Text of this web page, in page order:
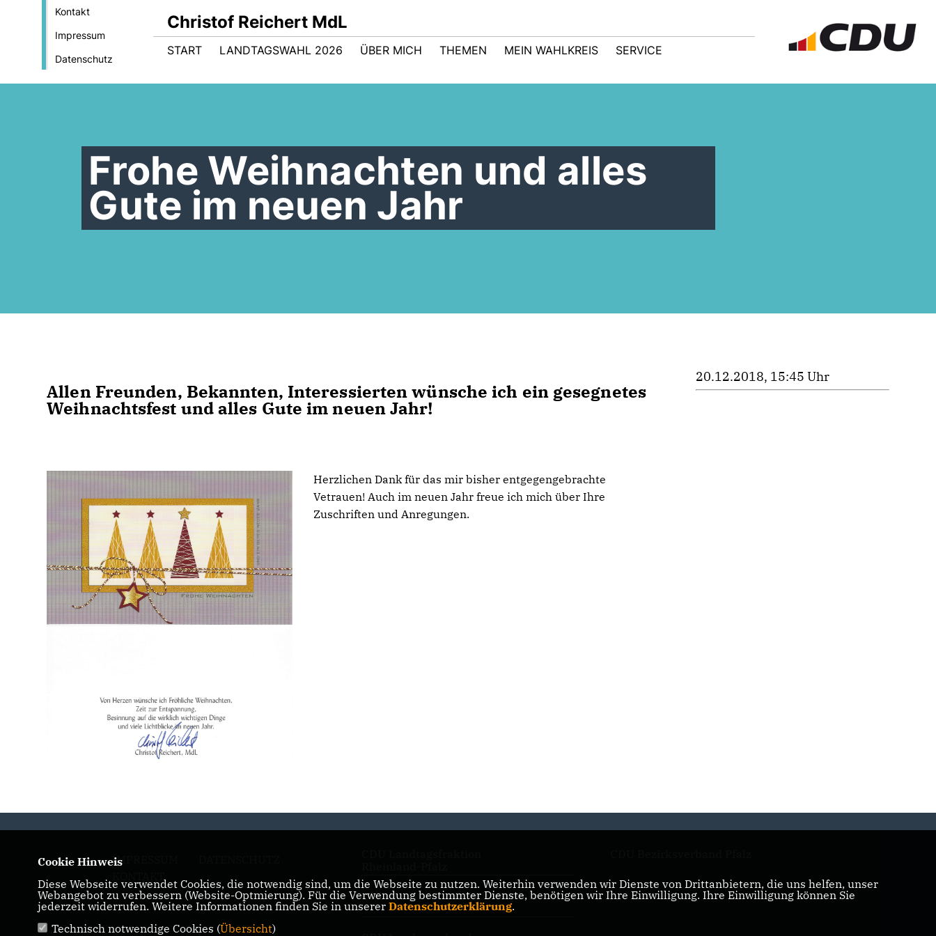
Kontakt
Impressum
Datenschutz
Christof Reichert MdL
START LANDTAGSWAHL 2026 ÜBER MICH THEMEN MEIN WAHLKREIS SERVICE
Frohe Weihnachten und alles
Gute im neuen Jahr
Allen Freunden, Bekannten, Interessierten wünsche ich ein gesegnetes
Weihnachtsfest und alles Gute im neuen Jahr!
Herzlichen Dank für das mir bisher entgegengebrachte
Vetrauen! Auch im neuen Jahr freue ich mich über Ihre
Zuschriften und Anregungen.
20.12.2018, 15:45 Uhr
IMPRESSUM
CDU Kreisverband Südwestpfalz
Cookie Hinweis
Diese Webseite verwendet Cookies, die notwendig sind, um die Webseite zu nutzen. Weiterhin verwenden wir Dienste von Drittanbietern, die uns helfen, unser
Webangebot zu verbessern (Website-Optmierung). Für die Verwendung bestimmter Dienste, benötigen wir Ihre Einwilligung. Ihre Einwilligung können Sie
jederzeit widerrufen. Weitere Informationen finden Sie in unserer Datenschutzerklärung.
Technisch notwendige Cookies (Übersicht)